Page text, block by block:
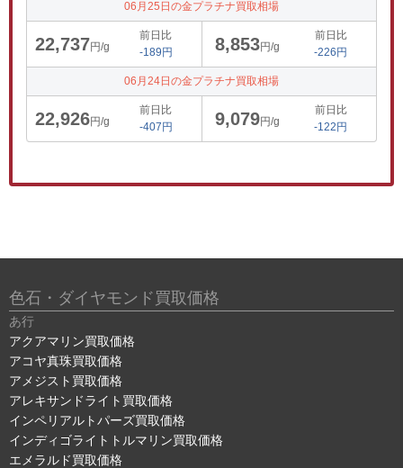
06月25日の金プラチナ買取相場
22,737円/g
前日比
-189円
8,853円/g
前日比
-226円
06月24日の金プラチナ買取相場
22,926円/g
前日比
-407円
9,079円/g
前日比
-122円
色石・ダイヤモンド買取価格
あ行
アクアマリン買取価格
アコヤ真珠買取価格
アメジスト買取価格
アレキサンドライト買取価格
インペリアルトパーズ買取価格
インディゴライトトルマリン買取価格
エメラルド買取価格